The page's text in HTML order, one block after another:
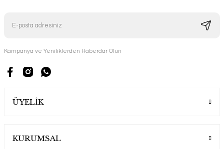
Kampanya ve Yeniliklerden Haberdar Olun
ÜYELİK
KURUMSAL